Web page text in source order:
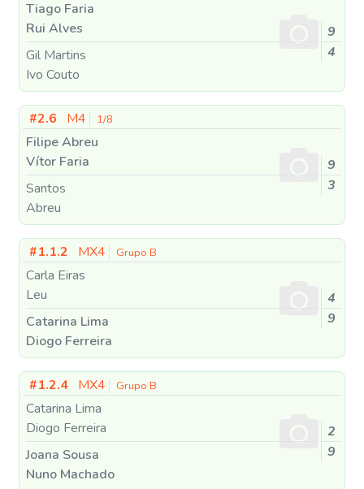
Tiago Faria
Rui Alves
Gil Martins
Ivo Couto
9
4
#2.6 M4 1/8
Filipe Abreu
Vítor Faria
Santos
Abreu
9
3
#1.1.2 MX4 Grupo B
Carla Eiras
Leu
Catarina Lima
Diogo Ferreira
4
9
#1.2.4 MX4 Grupo B
Catarina Lima
Diogo Ferreira
Joana Sousa
Nuno Machado
2
9